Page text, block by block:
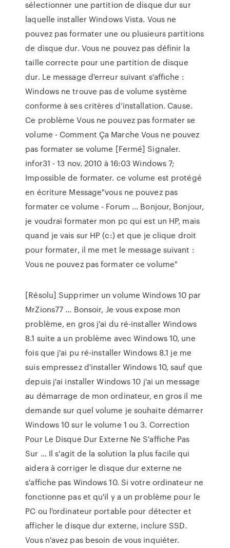
sélectionner une partition de disque dur sur
laquelle installer Windows Vista. Vous ne
pouvez pas formater une ou plusieurs partitions
de disque dur. Vous ne pouvez pas définir la
taille correcte pour une partition de disque
dur. Le message d'erreur suivant s'affiche :
Windows ne trouve pas de volume système
conforme à ses critères d’installation. Cause.
Ce problème Vous ne pouvez pas formater se
volume - Comment Ça Marche Vous ne pouvez
pas formater se volume [Fermé] Signaler.
infor31 - 13 nov. 2010 à 16:03 Windows 7;
Impossible de formater. ce volume est protégé
en écriture Message"vous ne pouvez pas
formater ce volume - Forum ... Bonjour, Bonjour,
je voudrai formater mon pc qui est un HP, mais
quand je vais sur HP (c:) et que je clique droit
pour formater, il me met le message suivant :
Vous ne pouvez pas formater ce volume"
[Résolu] Supprimer un volume Windows 10 par
MrZions77 ... Bonsoir, Je vous expose mon
problème, en gros j'ai du ré-installer Windows
8.1 suite a un problème avec Windows 10, une
fois que j'ai pu ré-installer Windows 8.1 je me
suis empressez d'installer Windows 10, sauf que
depuis j'ai installer Windows 10 j'ai un message
au démarrage de mon ordinateur, en gros il me
demande sur quel volume je souhaite démarrer
Windows 10 sur le volume 1 ou 3. Correction
Pour Le Disque Dur Externe Ne S'affiche Pas
Sur ... Il s'agit de la solution la plus facile qui
aidera à corriger le disque dur externe ne
s'affiche pas Windows 10. Si votre ordinateur ne
fonctionne pas et qu'il y a un problème pour le
PC ou l'ordinateur portable pour détecter et
afficher le disque dur externe, inclure SSD.
Vous n'avez pas besoin de vous inquiéter.